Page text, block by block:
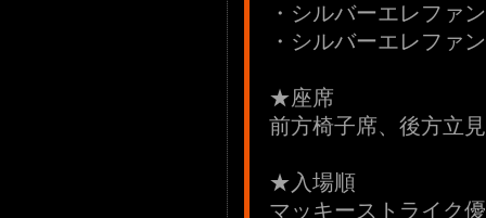
・シルバーエレファ
・シルバーエレファ
★座席
前方椅子席、後方立
★入場順
マッキーストライク